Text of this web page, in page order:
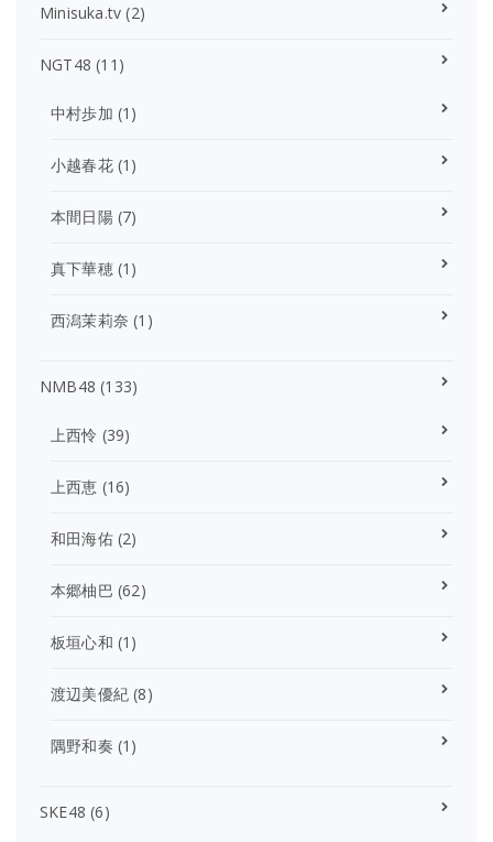
Minisuka.tv (2)
NGT48 (11)
中村歩加 (1)
小越春花(1)
本間日陽(7)
真下華穂(1)
西潟茉莉奈 (1)
NMB48 (133)
上西怜 (39)
上西恵 (16)
和田海佑(2)
本郷柚巴 (62)
板垣心和 (1)
渡辺美優紀 (8)
隅野和奏 (1)
SKE48 (6)